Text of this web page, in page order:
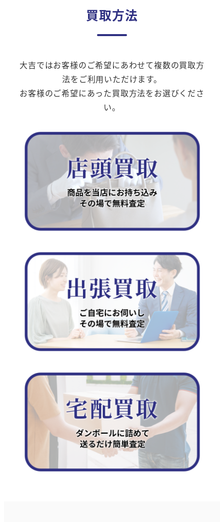
買取方法
大吉ではお客様のご希望にあわせて複数の買取方
法をご利用いただけます。
お客様のご希望にあった買取方法をお選びくださ
い。